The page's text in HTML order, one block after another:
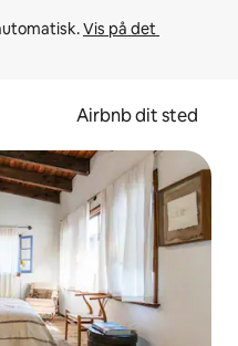
Vis på det
Airbnb dit sted